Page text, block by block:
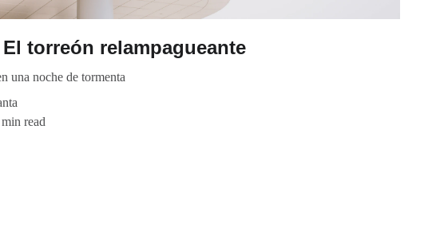
torreón relampagueante
una noche de tormenta
read